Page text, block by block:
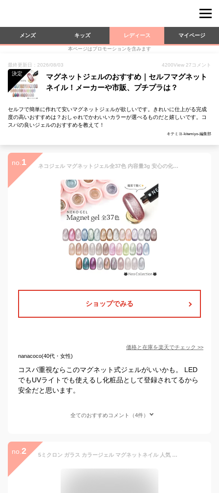
メンズ キッズ レディース マイページ
本ページはプロモーションを含みます
最終更新日：2026/08/03 4200View 27 コメント
決定
マグネットジェルのおすすめ｜セルフマグネット
ネイル！メーカーや市販、プチプラは？
セルフで簡単に作れて安いマグネットジェルが欲しいです。きれいに仕上がる完成
度の高いおすすめは？おしゃれでかわいいカラーが選べるものだと嬉しいです。コ
スパの良いジェルのおすすめを教えて！
キテミヨ-kitemiyo-編集部
no. 1 ネコジェル マグネットジェル全37色 内容量3g 安心の化粧品登録済 LED/UVライトどちらにも対応♪ ジェルネイル セルフネイル カラージェル ソークオフジェル マグネットネイル キャッツアイネイル
ショップでみる
価格と在庫を楽天でチェック >>
nanacoco(40代・女性)
コスパ重視ならこのマグネット式ジェルがいいかも。 LED
でもUVライトでも使えるし化粧品として登録されてるから
安全だと思います。
全てのおすすめコメント（4件）
no. 2 5ミクロン ガラス カラージェル マグネットネイル 人気 セルフジェルネイル 簡単 ＜ネイル工房公式＞ (5micronガラスver【7】)